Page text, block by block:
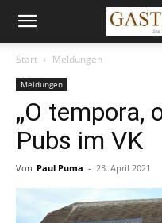
Start Meldungen
Meldungen
„O tempora,
Pubs im VK
Von Paul Puma - 23. April 2021